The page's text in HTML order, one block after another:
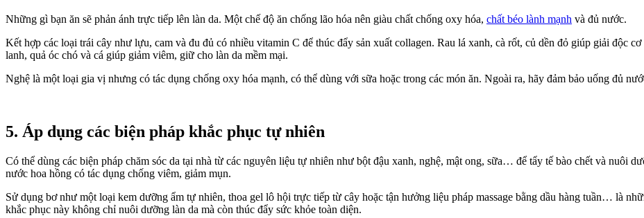
Những gì bạn ăn sẽ phản ánh trực tiếp lên làn da. Một chế độ ăn chống lão hóa nên giàu chất chống oxy hóa, chất béo lành mạnh và đủ nước.
Kết hợp các loại trái cây như lựu, cam và đu đủ có nhiều vitamin C để thúc đẩy sản xuất collagen. Rau lá xanh, cà rốt, củ dền đỏ giúp giải độc
lanh, quả óc chó và cá giúp giảm viêm, giữ cho làn da mềm mại.
Nghệ là một loại gia vị nhưng có tác dụng chống oxy hóa mạnh, có thể dùng với sữa hoặc trong các món ăn. Ngoài ra, hãy đảm bảo uống đủ
5. Áp dụng các biện pháp khắc phục tự nhiên
Có thể dùng các biện pháp chăm sóc da tại nhà từ các nguyên liệu tự nhiên như bột đậu xanh, nghệ, mật ong, sữa… để tẩy tế bào chết và nuôi
nước hoa hồng có tác dụng chống viêm, giảm mụn.
Sử dụng bơ như một loại kem dưỡng ẩm tự nhiên, thoa gel lô hội trực tiếp từ cây hoặc tận hưởng liệu pháp massage bằng dầu hàng tuần… là
khắc phục này không chỉ nuôi dưỡng làn da mà còn thúc đẩy sức khỏe toàn diện.